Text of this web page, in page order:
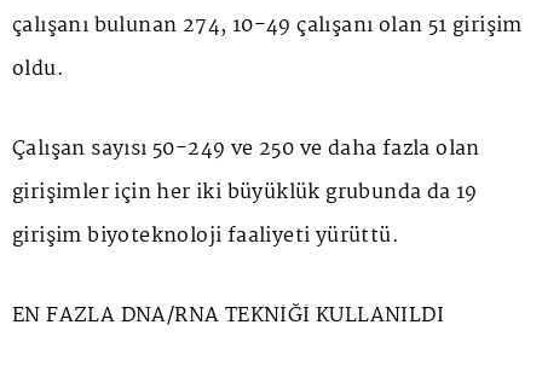
çalışanı bulunan 274, 10-49 çalışanı olan 51 girişim
oldu.
Çalışan sayısı 50-249 ve 250 ve daha fazla olan
girişimler için her iki büyüklük grubunda da 19
girişim biyoteknoloji faaliyeti yürüttü.
EN FAZLA DNA/RNA TEKNİĞİ KULLANILDI